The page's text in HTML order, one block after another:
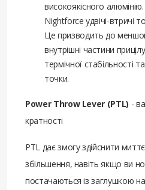
високоякісного
Nightforce удвічі-втричі
Це призводить до
внутрішні частини
термічної стабільності
точки.
Power Throw Lever (PTL) -
кратності
PTL дає змогу здійснити
збільшення, навіть якщо ви
постачаються із заглушкою